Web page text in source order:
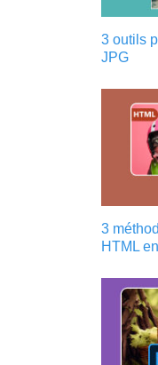
3 outils
JPG
3
HTML